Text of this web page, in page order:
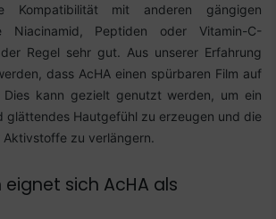
Kompatibilität mit anderen gängigen
Niacinamid, Peptiden oder Vitamin-C-
Regel sehr gut. Aus unserer Erfahrung
dass AcHA einen spürbaren Film auf
kann gezielt genutzt werden, um ein
glättendes Hautgefühl zu erzeugen und die
zu verlängern.
eignet sich AcHA als